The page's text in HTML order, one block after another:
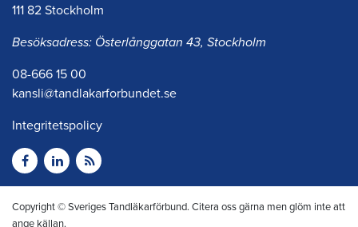
111 82 Stockholm
Besöksadress: Österlånggatan 43, Stockholm
08-666 15 00
kansli@tandlakarforbundet.se
Integritetspolicy
Copyright © Sveriges Tandläkarförbund. Citera oss gärna men glöm inte att
ange källan.